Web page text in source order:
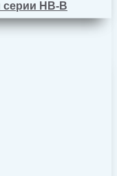
HB-B